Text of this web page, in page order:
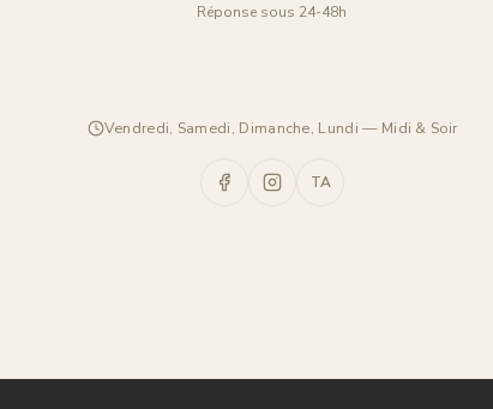
Réponse sous 24-48h
Vendredi, Samedi, Dimanche, Lundi — Midi & Soir
TA